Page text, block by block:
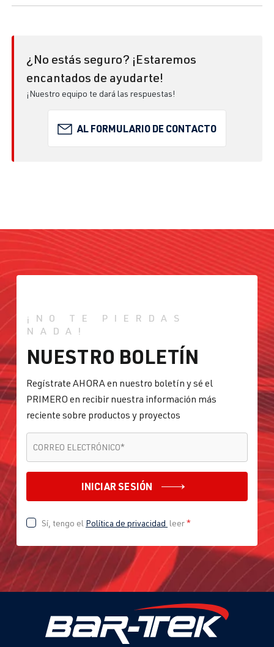
¿No estás seguro? ¡Estaremos
encantados de ayudarte!
¡Nuestro equipo te dará las respuestas!
AL FORMULARIO DE CONTACTO
¡NO TE PIERDAS
NADA!
NUESTRO BOLETÍN
Regístrate AHORA en nuestro boletín y sé el
PRIMERO en recibir nuestra información más
reciente sobre productos y proyectos
CORREO ELECTRÓNICO*
INICIAR SESIÓN
Sí, tengo el Política de privacidad leer*